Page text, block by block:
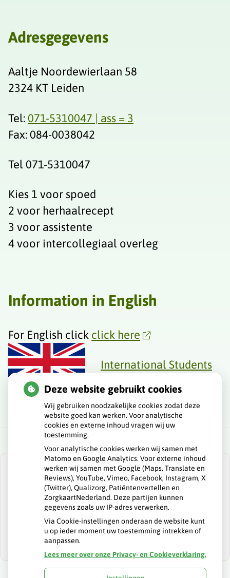
Adresgegevens
Aaltje Noordewierlaan 58
2324 KT Leiden
Tel:071-5310047 | ass = 3
Fax: 084-0038042‬
Tel 071-5310047
Kies 1 voor spoed
2 voor herhaalrecept
3 voor assistente
4 voor intercollegiaal overleg
Information in English
For English click click here
International Students
U heeft geen toestemming gegeven voor
externe inhoud die nodig is om dit te
zien.
Cookie-instellingen wijzigen
Deze website gebruikt cookies
Wij gebruiken noodzakelijke cookies zodat deze
website goed kan werken. Voor analytische
cookies en externe inhoud vragen wij uw
toestemming.
Voor analytische cookies werken wij samen met
Matomo en Google Analytics. Voor externe inhoud
werken wij samen met Google (Maps, Translate en
Reviews), YouTube, Vimeo, Facebook, Instagram, X
(Twitter), Qualizorg, Patiëntenvertellen en
ZorgkaartNederland. Deze partijen kunnen
gegevens zoals uw IP-adres verwerken.
Via Cookie-instellingen onderaan de website kunt
u op ieder moment uw toestemming intrekken of
aanpassen.
Lees meer over onze Privacy- en Cookieverklaring.